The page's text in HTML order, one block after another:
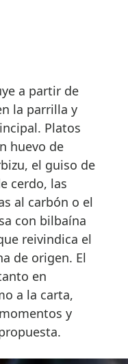
a partir de
la parrilla y
Platos
huevo de
el guiso de
cerdo, las
al carbón o el
con bilbaína
reivindica el
de origen. El
en
a la carta,
y